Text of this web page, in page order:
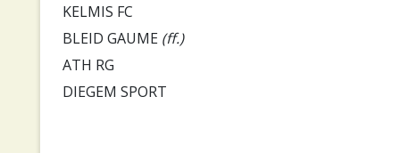
KELMIS FC
BLEID GAUME (ff.)
ATH RG
DIEGEM SPORT